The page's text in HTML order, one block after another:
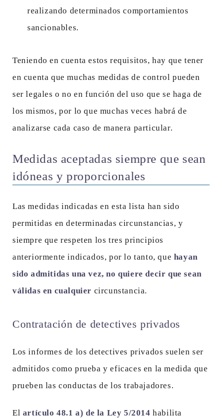
realizando determinados comportamientos
sancionables.
Teniendo en cuenta estos requisitos, hay que tener
en cuenta que muchas medidas de control pueden
ser legales o no en función del uso que se haga de
los mismos, por lo que muchas veces habrá de
analizarse cada caso de manera particular.
Medidas aceptadas siempre que sean
idóneas y proporcionales
Las medidas indicadas en esta lista han sido
permitidas en determinadas circunstancias, y
siempre que respeten los tres principios
anteriormente indicados, por lo tanto, que hayan
sido admitidas una vez, no quiere decir que sean
válidas en cualquier circunstancia.
Contratación de detectives privados
Los informes de los detectives privados suelen ser
admitidos como prueba y eficaces en la medida que
prueben las conductas de los trabajadores.
El artículo 48.1 a) de la Ley 5/2014 habilita